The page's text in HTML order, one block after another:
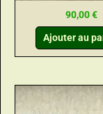
90,00€
Ajouter au